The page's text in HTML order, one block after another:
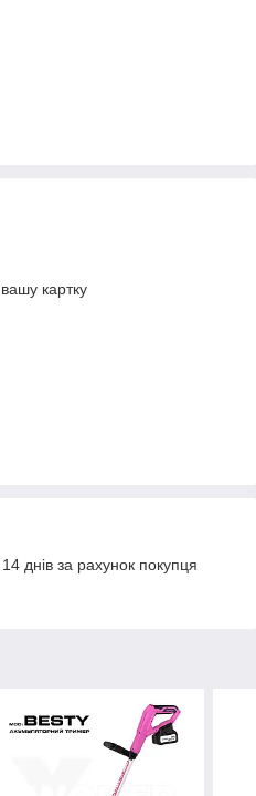
картку
днів за рахунок покупця